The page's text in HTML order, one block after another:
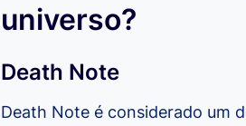
universo?
Death Note
Death Note é considerado um